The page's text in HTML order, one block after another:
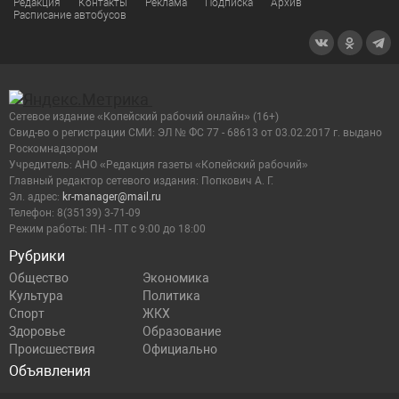
Редакция Контакты Реклама Подписка
Архив
Расписание автобусов
Рубрики
Общество
Экономика
Культура
Политика
Спорт
ЖКХ
Здоровье
Образование
Происшествия
Официально
Объявления
Сетевое издание «Копейский рабочий онлайн» (16+)
Cвид-во о регистрации СМИ: ЭЛ № ФС 77 - 68613 от 03.02.2017 г. выдано
Роскомнадзором
Учредитель: АНО «Редакция газеты «Копейский рабочий»
Главный редактор сетевого издания: Попкович А. Г.
Эл. адрес: kr-manager@mail.ru
Телефон: 8(35139) 3-71-09
Режим работы: ПН - ПТ с 9:00 до 18:00